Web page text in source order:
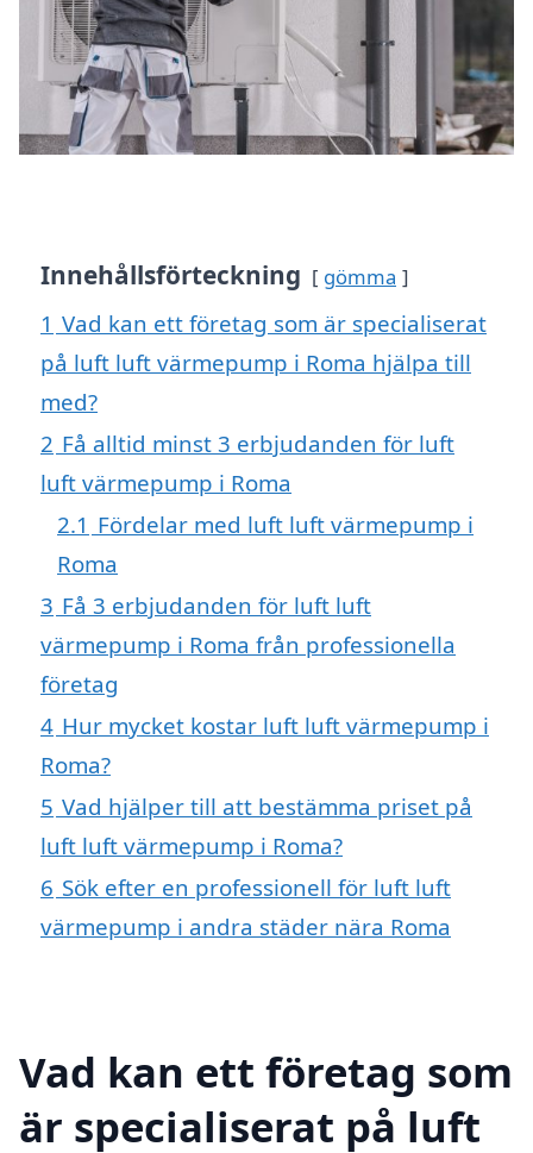
Innehållsförteckning gömma
1 Vad kan ett företag som är specialiserat
på luft luft värmepump i Roma hjälpa till
med?
2 Få alltid minst 3 erbjudanden för luft
luft värmepump i Roma
2.1 Fördelar med luft luft värmepump i
Roma
3 Få 3 erbjudanden för luft luft
värmepump i Roma från professionella
företag
4 Hur mycket kostar luft luft värmepump i
Roma?
5 Vad hjälper till att bestämma priset på
luft luft värmepump i Roma?
6 Sök efter en professionell för luft luft
värmepump i andra städer nära Roma
Vad kan ett företag som
är specialiserat på luft